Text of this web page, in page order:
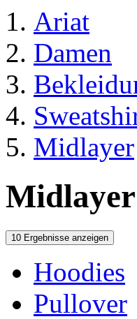
Ariat
Damen
Midlayer
10 Ergebnisse anzeigen
Hoodies
Pullover